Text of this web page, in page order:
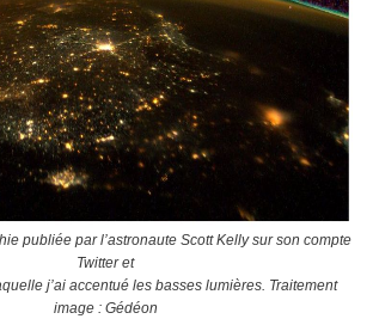
publiée par l’astronaute Scott Kelly sur son compte
Twitter et
j’ai accentué les basses lumières. Traitement
image : Gédéon